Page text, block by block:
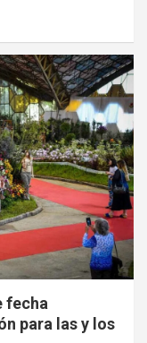
fecha
para las y los